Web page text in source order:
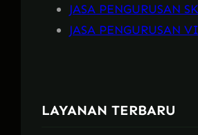
JASA PENGURUSAN
JASA PENGURUSAN
LAYANAN TERBARU